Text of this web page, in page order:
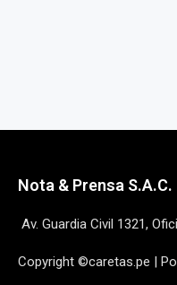
Nota & Prensa S.A.C.
Av. Guardia Civil 1321,
Copyright ©caretas.pe |